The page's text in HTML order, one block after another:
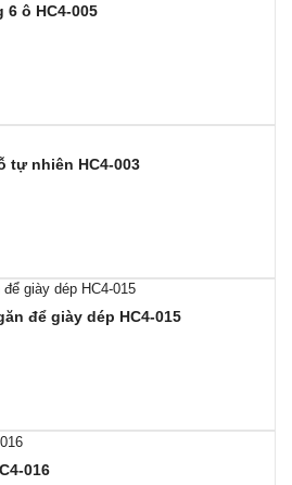
6 ô HC4-005
tự nhiên HC4-003
để giày dép HC4-015
016